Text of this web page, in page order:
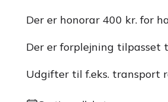
Der er honorar 400 kr. for
Der er forplejning tilpasset
Udgifter til f.eks. transport